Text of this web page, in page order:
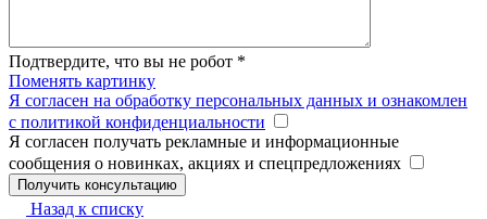
Подтвердите, что вы не робот *
Поменять картинку
Я согласен на обработку персональных данных и ознакомлен
с политикой конфиденциальности
Я согласен получать рекламные и информационные
сообщения о новинках, акциях и спецпредложениях
Назад к списку